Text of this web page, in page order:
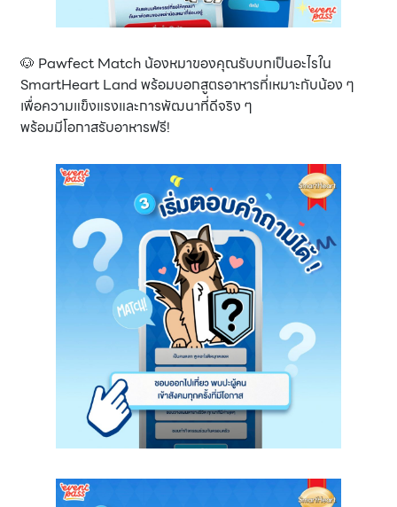
🐶 Pawfect Match น้องหมาของคุณรับบทเป็นอะไรใน
SmartHeart Land พร้อมบอกสูตรอาหารที่เหมาะกับน้อง ๆ
เพื่อความแข็งแรงและการพัฒนาที่ดีจริง ๆ
พร้อมมีโอกาสรับอาหารฟรี!